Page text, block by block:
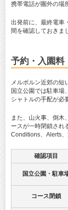
携帯電話が圏外の場
出発前に、最終電車
間を確認しておきま
予約・入園料
メルボルン近郊の短
国立公園では駐車場
シャトルの手配が必
また、山火事、倒木
ースが一時閉鎖され
Conditions、Alerts、
確認項目
国立公園・駐車
コース閉鎖